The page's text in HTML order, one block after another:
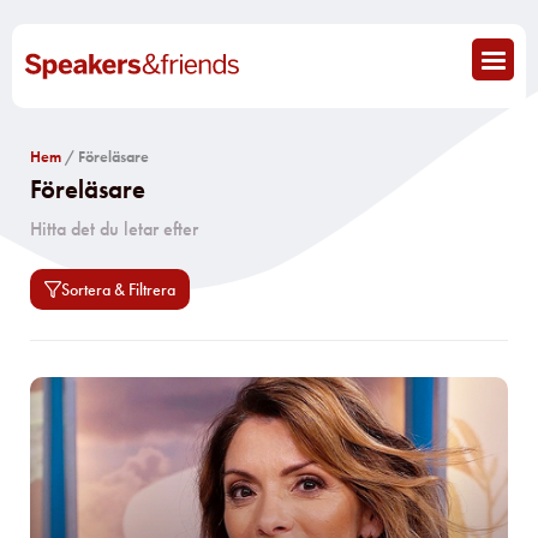
Ämnen
underhållning
stress
strategisk rådgivning
standup
stand up
sociala medier
Hem / Föreläsare
Föreläsare​
Hitta det du letar efter​
Sortera & Filtrera